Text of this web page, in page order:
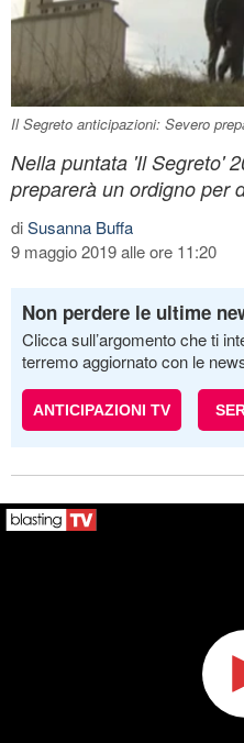
Il Segreto anticipazioni: Severo
Nella puntata 'Il Segreto'
preparerà un ordigno per
diSusanna Buffa
9 maggio 2019 alle ore 11:20
Non perdere le ultime
Clicca sull’argomento che ti
terremo aggiornato con le
ANTICIPAZIONI TV